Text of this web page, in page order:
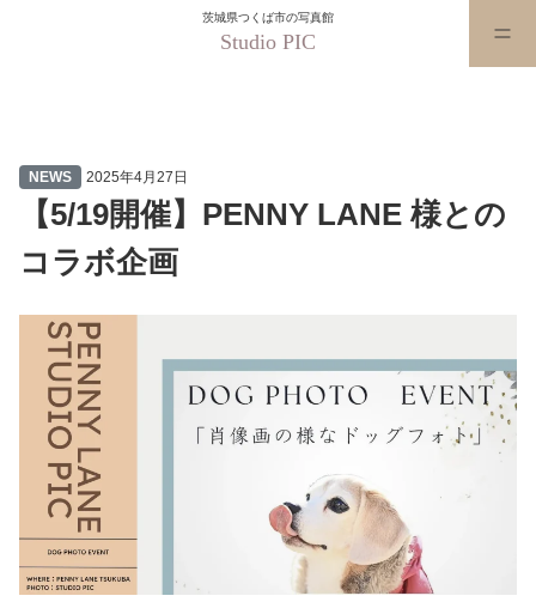
茨城県つくば市の写真館
Studio PIC
NEWS 2025年4月27日
【5/19開催】PENNY LANE 様との
コラボ企画